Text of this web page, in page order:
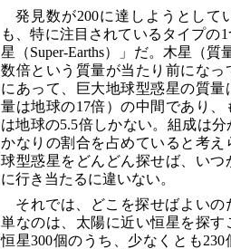
発見数が200に達しようとして
も、特に注目されているタイプの
星（Super-Earths）」だ。木星（質
数倍という質量が当たり前になっ
にあって、巨大地球型惑星の質量
量は地球の17倍）の中間であり
は地球の5.5倍しかない。組成は
かなりの割合を占めていると考え
球型惑星をどんどん探せば、いつ
に行き当たるに違いない。
それでは、どこを探せばよいの
単なのは、太陽に近い恒星を探す
恒星300個のうち、少なくとも